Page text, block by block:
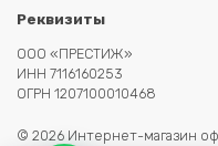
Реквизиты
ООО «ПРЕСТИЖ»
ИНН 7116160253
ОГРН 1207100010468
© 2026 Интернет-магазин